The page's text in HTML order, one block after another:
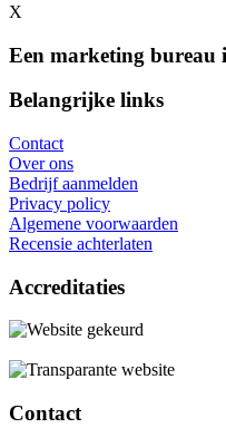
X
Een marketing bureau
Belangrijke links
Contact
Over ons
Bedrijf aanmelden
Privacy policy
Algemene voorwaarden
Recensie achterlaten
Accreditaties
Contact